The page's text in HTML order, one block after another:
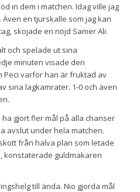
in dem i matchen. Idag ville jag
en tjurskalle som jag kan
skojade en nöjd Samer Ali.
och spelade ut sina
minuten visade den
Peci varför han är fruktad av
sina lagkamrater. 1-0 och även
gjort fler mål på alla chanser
avslut under hela matchen.
från halva plan som letade
konstaterade guldmakaren
till ända. Nio gjorda mål